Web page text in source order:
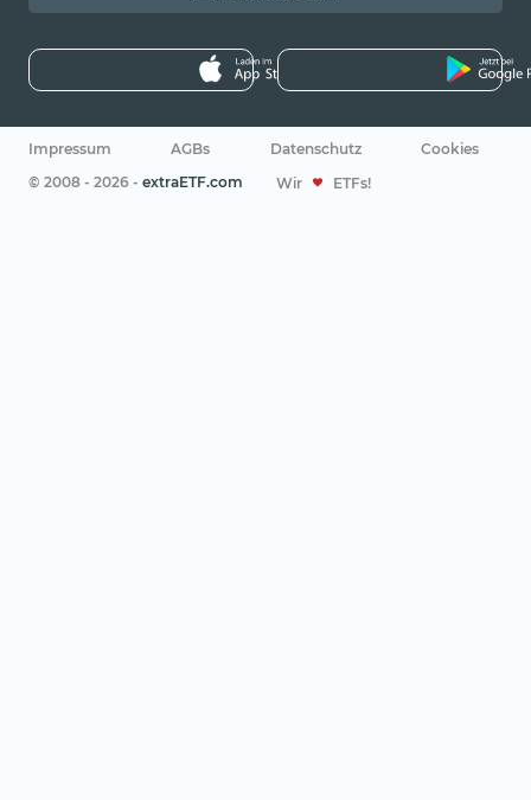
Impressum AGBs Datenschutz
Cookies
© 2008 - 2026 - extraETF.com Wir ETFs!